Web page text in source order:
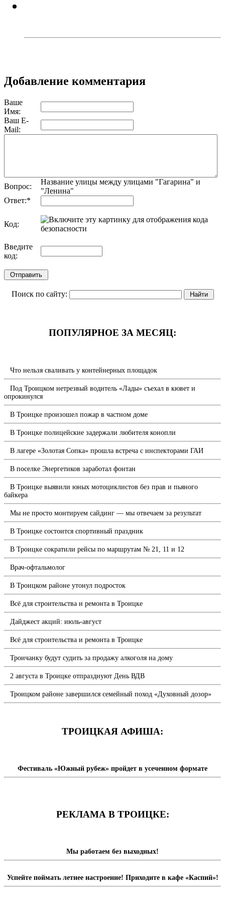
Добавление комментария
Ваше
Имя:
Ваш E-
Mail:
Вопрос:
Название улицы между улицами "Гагарина" и
"Ленина"
Ответ:*
Код:
Введите
код:
Поиск по сайту:
ПОПУЛЯРНОЕ ЗА МЕСЯЦ:
Что нельзя сваливать у контейнерных площадок
Под Троицком нетрезвый водитель «Лады» съехал в кювет и
опрокинулся
В Троицке произошел пожар в частном доме
В Троицке полицейские задержали любителя конопли
В лагере «Золотая Сопка» прошла встреча с инспекторами ГАИ
В поселке Энергетиков заработал фонтан
В Троицке выявили юных мотоциклистов без прав и пьяного
байкера
Мы не просто монтируем сайдинг — мы отвечаем за результат
В Троицке состоится спортивный праздник
В Троицке сократили рейсы по маршрутам № 21, 11 и 12
Врач-офтальмолог
В Троицком районе утонул подросток
Всё для строительства и ремонта в Троицке
Дайджест акций: июль-август
Всё для строительства и ремонта в Троицке
Троичанку будут судить за продажу алкоголя на дому
2 августа в Троицке отпразднуют День ВДВ
Троицком районе завершился семейный поход «Духовный дозор»
ТРОИЦКАЯ АФИША:
Фестиваль «Южный рубеж» пройдет в усеченном формате
РЕКЛАМА В ТРОИЦКЕ:
Мы работаем без выходных!
Успейте поймать летнее настроение! Приходите в кафе «Каспий»!